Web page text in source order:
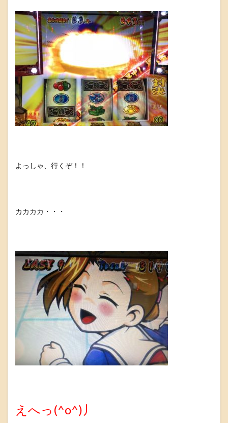
よっしゃ、行くぞ！！
カカカカ・・・
えへっ(^o^)丿